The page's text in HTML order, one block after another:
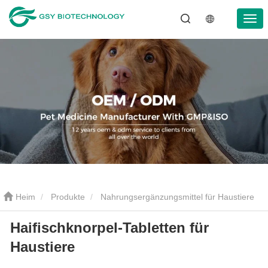
Heim Produkte Nahrungsergänzungsmittel für Haustiere
Haifischknorpel-Tabletten für Haustiere
Haifischknorpel-Tabletten für
Haustiere